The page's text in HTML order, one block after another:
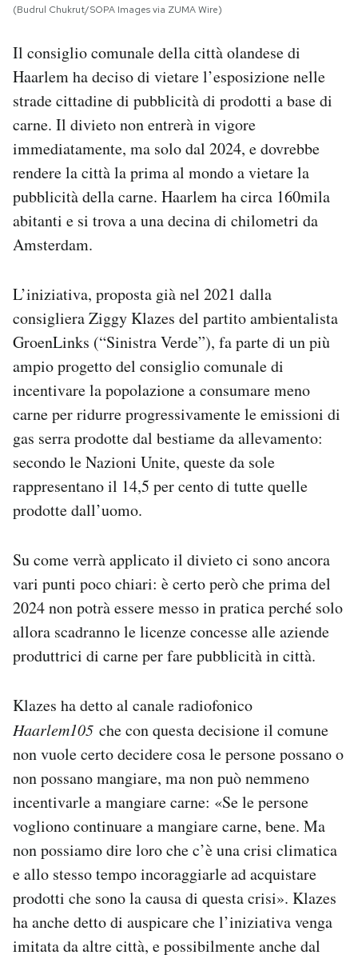
CALENDARIO
AREA PERSONALE
Area Personale
Newsletter
Notifiche mobile
Regala il Post
(Budrul Chukrut/SOPA Images via ZUMA Wire)
Il consiglio comunale della città olandese di
Haarlem ha deciso di vietare l’esposizione nelle
strade cittadine di pubblicità di prodotti a base di
carne. Il divieto non entrerà in vigore
immediatamente, ma solo dal 2024, e dovrebbe
rendere la città la prima al mondo a vietare la
pubblicità della carne. Haarlem ha circa 160mila
abitanti e si trova a una decina di chilometri da
Amsterdam.
L’iniziativa, proposta già nel 2021 dalla
consigliera Ziggy Klazes del partito ambientalista
GroenLinks (“Sinistra Verde”), fa parte di un più
ampio progetto del consiglio comunale di
incentivare la popolazione a consumare meno
carne per ridurre progressivamente le emissioni di
gas serra prodotte dal bestiame da allevamento:
secondo le Nazioni Unite, queste da sole
rappresentano il 14,5 per cento di tutte quelle
prodotte dall’uomo.
Su come verrà applicato il divieto ci sono ancora
vari punti poco chiari: è certo però che prima del
2024 non potrà essere messo in pratica perché solo
allora scadranno le licenze concesse alle aziende
produttrici di carne per fare pubblicità in città.
Klazes ha detto al canale radiofonico
Haarlem105 che con questa decisione il comune
non vuole certo decidere cosa le persone possano o
non possano mangiare, ma non può nemmeno
incentivarle a mangiare carne: «Se le persone
vogliono continuare a mangiare carne, bene. Ma
non possiamo dire loro che c’è una crisi climatica
e allo stesso tempo incoraggiarle ad acquistare
prodotti che sono la causa di questa crisi». Klazes
ha anche detto di auspicare che l’iniziativa venga
imitata da altre città, e possibilmente anche dal